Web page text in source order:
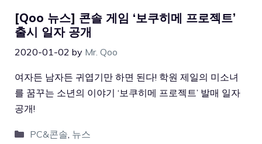
[Qoo 뉴스] 콘솔 게임 ‘보쿠히메 프로젝트’
출시 일자 공개
2020-01-02 by Mr. Qoo
여자든 남자든 귀엽기만 하면 된다! 학원 제일의 미소녀
를 꿈꾸는 소년의 이야기 ‘보쿠히메 프로젝트’ 발매 일자
공개!
PC&콘솔 뉴스